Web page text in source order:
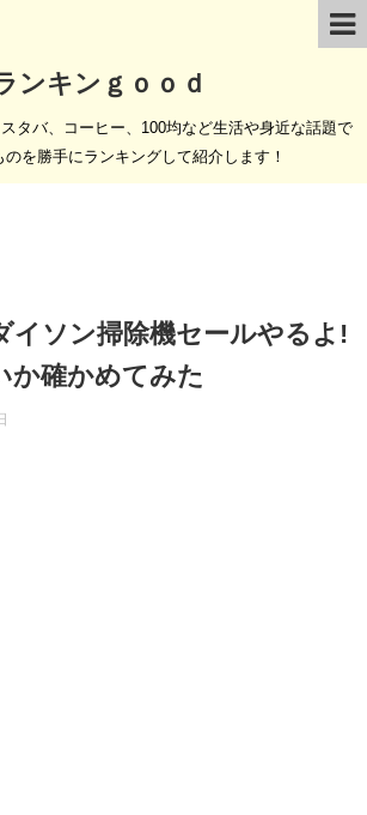
ンキンｇｏｏｄ
タバ、コーヒー、100均など生活や身近な話題で
を勝手にランキングして紹介します！
イソン掃除機セールやるよ!
か確かめてみた